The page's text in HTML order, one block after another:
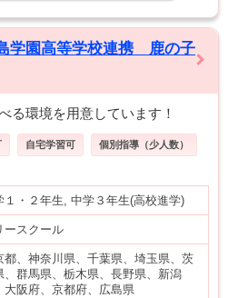
学園高等学校連携 鹿の子
る環境を用意しています！
自宅学習可 個別指導（少人数）
１・２年生, 中学３年生(高校進学)
ースクール
都、神奈川県、千葉県、埼玉県、茨
、群馬県、栃木県、長野県、新潟
大阪府、京都府、広島県